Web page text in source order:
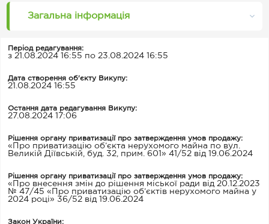
Загальна інформація
Період редагування:
з 21.08.2024 16:55 по 23.08.2024 16:55
Дата створення об'єкту Викупу:
21.08.2024 16:55
Остання дата редагування Викупу:
27.08.2024 17:06
Рішення органу приватизації про затверждення умов продажу:
«Про приватизацію об’єкта нерухомого майна по вул.
Великій Діївській, буд. 32, прим. 601» 41/52 від 19.06.2024
Рішення органу приватизації про затверждення умов продажу:
«Про внесення змін до рішення міської ради від 20.12.2023
№ 47/45 «Про приватизацію об’єктів нерухомого майна у
2024 році» 36/52 від 19.06.2024
Закон України: